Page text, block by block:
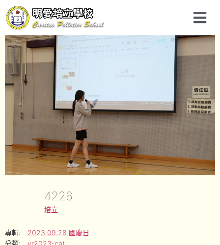
4226
培立
專輯:
2023.09.28 國慶日